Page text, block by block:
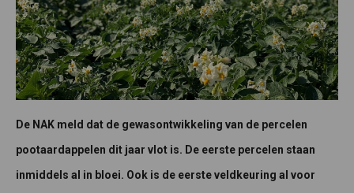
De NAK meld dat de gewasontwikkeling van de percelen
pootaardappelen dit jaar vlot is. De eerste percelen staan
inmiddels al in bloei. Ook is de eerste veldkeuring al voor